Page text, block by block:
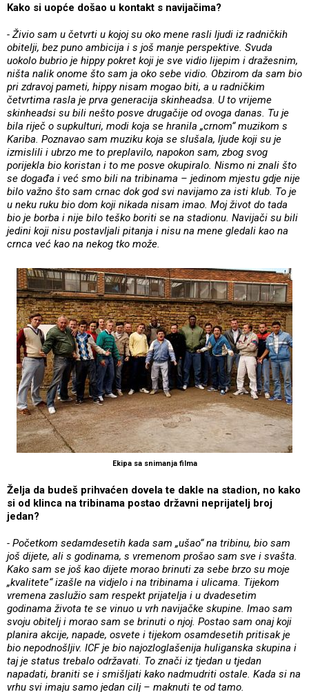
Kako si uopće došao u kontakt s navijačima?
- Živio sam u četvrti u kojoj su oko mene rasli ljudi iz radničkih
obitelji, bez puno ambicija i s još manje perspektive. Svuda
uokolo bubrio je hippy pokret koji je sve vidio lijepim i dražesnim,
ništa nalik onome što sam ja oko sebe vidio. Obzirom da sam bio
pri zdravoj pameti, hippy nisam mogao biti, a u radničkim
četvrtima rasla je prva generacija skinheadsa. U to vrijeme
skinheadsi su bili nešto posve drugačije od ovoga danas. Tu je
bila riječ o supkulturi, modi koja se hranila „crnom“ muzikom s
Kariba. Poznavao sam muziku koja se slušala, ljude koji su je
izmislili i ubrzo me to preplavilo, napokon sam, zbog svog
porijekla bio koristan i to me posve okupiralo. Nismo ni znali što
se događa i već smo bili na tribinama – jedinom mjestu gdje nije
bilo važno što sam crnac dok god svi navijamo za isti klub. To je
u neku ruku bio dom koji nikada nisam imao. Moj život do tada
bio je borba i nije bilo teško boriti se na stadionu. Navijači su bili
jedini koji nisu postavljali pitanja i nisu na mene gledali kao na
crnca već kao na nekog tko može.
Ekipa sa snimanja filma
Želja da budeš prihvaćen dovela te dakle na stadion, no kako
si od klinca na tribinama postao državni neprijatelj broj
jedan?
- Početkom sedamdesetih kada sam „ušao“ na tribinu, bio sam
još dijete, ali s godinama, s vremenom prošao sam sve i svašta.
Kako sam se još kao dijete morao brinuti za sebe brzo su moje
„kvalitete“ izašle na vidjelo i na tribinama i ulicama. Tijekom
vremena zaslužio sam respekt prijatelja i u dvadesetim
godinama života te se vinuo u vrh navijačke skupine. Imao sam
svoju obitelj i morao sam se brinuti o njoj. Postao sam onaj koji
planira akcije, napade, osvete i tijekom osamdesetih pritisak je
bio nepodnošljiv. ICF je bio najozloglašenija huliganska skupina i
taj je status trebalo održavati. To znači iz tjedan u tjedan
napadati, braniti se i smišljati kako nadmudriti ostale. Kada si na
vrhu svi imaju samo jedan cilj – maknuti te od tamo.